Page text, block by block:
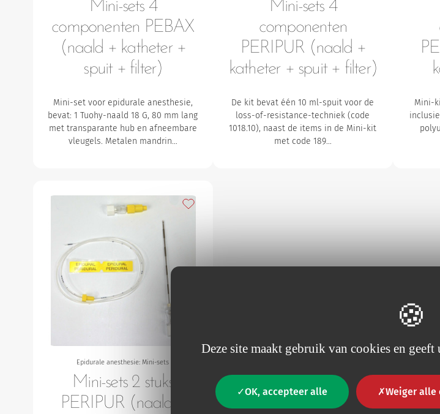
Deze site maakt gebruik van cookies en
OK, accepteer alle Weiger alle
Mini-sets 4
componenten PEBAX
(naald + katheter +
spuit + filter)
Mini-set voor epidurale anesthesie,
bevat: 1 Tuohy-naald 18 G, 80 mm lang
met transparante hub en afneembare
vleugels. Metalen mandrin…
Mini-sets 4
componenten
PERIPUR (naald +
katheter + spuit + filter)
De kit bevat één 10 ml-spuit voor de
loss-of-resistance-techniek (code
1018.10), naast de items in de Mini-kit
met code 189…
Mini-
Epidurale anesthesie: Mini-sets
Mini-sets 2 stuks
PERIPUR (naald +
Toevoegen aan mijn favorieten